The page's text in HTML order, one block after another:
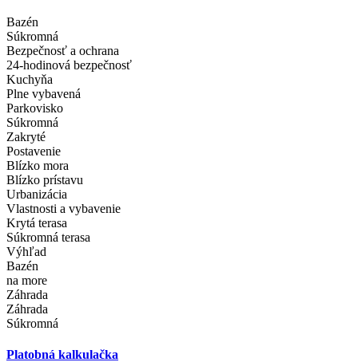
Bazén
Súkromná
Bezpečnosť a ochrana
24-hodinová bezpečnosť
Kuchyňa
Plne vybavená
Parkovisko
Súkromná
Zakryté
Postavenie
Blízko mora
Blízko prístavu
Urbanizácia
Vlastnosti a vybavenie
Krytá terasa
Súkromná terasa
Výhľad
Bazén
na more
Záhrada
Záhrada
Súkromná
Platobná kalkulačka